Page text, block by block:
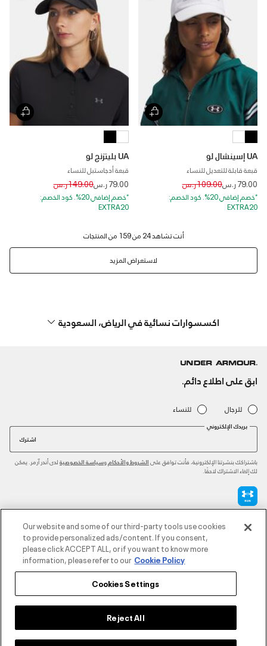
UA إسينشال لو
قبعة قابلة للتعديل للنساء
79.00 ر.س Price reduced from
109.00 ر.س to
*خصم إضافي 20%. كود الخصم:
EXTRA20
UA بليتزنج لو
قبعة أدجاستبل للنساء
79.00 ر.س Price reduced from
149.00 ر.س to
*خصم إضافي 20%. كود الخصم:
EXTRA20
‏‫أنت تشاهد 24 من 159 من المنتجات
لاستعراض المزيد
اكسسوارات نسائية في الرياض، السعودية
ابق على اطلاع دائم.
للرجال للنساء
بريدك الإلكتروني
اشترك
باشتراكك بنشرتنا الإلكترونية، فأنت توافق على الشروط والأحكام وسياسة الخصوصية لدى أندر آرمر. يمكن
لك إلغاء الاشتراك لاحقًا.
طرق الدفع المعتمدةOur website and some of our third-party tools use cookies
to provide personalized ads/content. If you consent,
please click ACCEPT ALL, or if you want to know more
information, please refer to our Cookie Policy
Cookies Settings
Reject All